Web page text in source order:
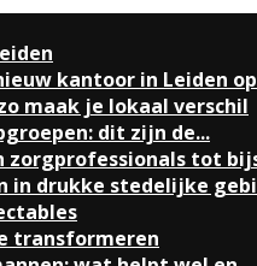
kantoor in Leiden
maak je lokaal verschil
dit zijn de...
zorgprofessionals tot
in drukke stedelijke
transformeren